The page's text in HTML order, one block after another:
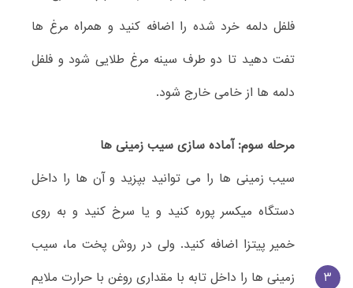
فلفل دلمه خرد شده را اضافه کنید و همراه مرغ ها
تفت دهید تا دو طرف سینه مرغ طلایی شود و فلفل
دلمه ها از خامی خارج شود.
3
مرحله سوم: آماده سازی سیب زمینی ها
سیب زمینی ها را می توانید بپزید و آن ها را داخل
دستگاه میکسر پوره کنید و یا سرخ کنید و به روی
خمیر پیتزا اضافه کنید. ولی در روش پخت ما، سیب
زمینی ها را داخل تابه با مقداری روغن با حرارت ملایم